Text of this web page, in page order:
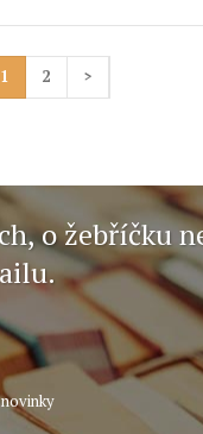
1 2 >
o žebříčku